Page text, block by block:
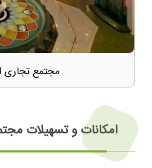
مجتمع
امکانات و تسهیلات